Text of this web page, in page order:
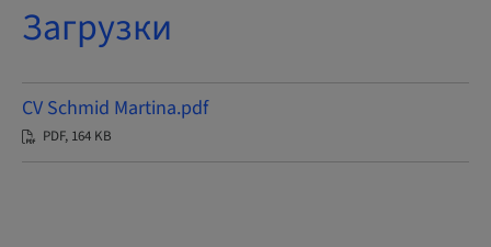
Загрузки
CV Schmid Martina.pdf
PDF, 164 KB